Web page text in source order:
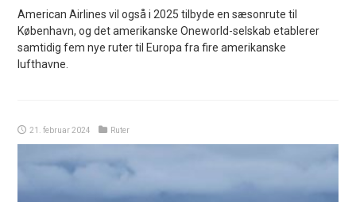
American Airlines vil også i 2025 tilbyde en sæsonrute til
København, og det amerikanske Oneworld-selskab etablerer
samtidig fem nye ruter til Europa fra fire amerikanske
lufthavne.
21. februar 2024 Ruter